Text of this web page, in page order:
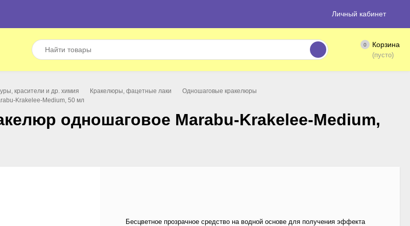
Личный кабинет
0 Корзина
(пусто)
красители и др. химия Кракелюры, фацетные лаки
Одношаговые кракелюры
Krakelee-Medium, 50 мл
одношаговое Marabu-Krakelee-Medium,
Бесцветное прозрачное средство на водной основе для получения эффекта